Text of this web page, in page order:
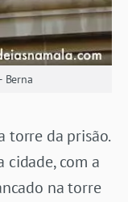
Berna
torre da prisão.
cidade, com a
na torre